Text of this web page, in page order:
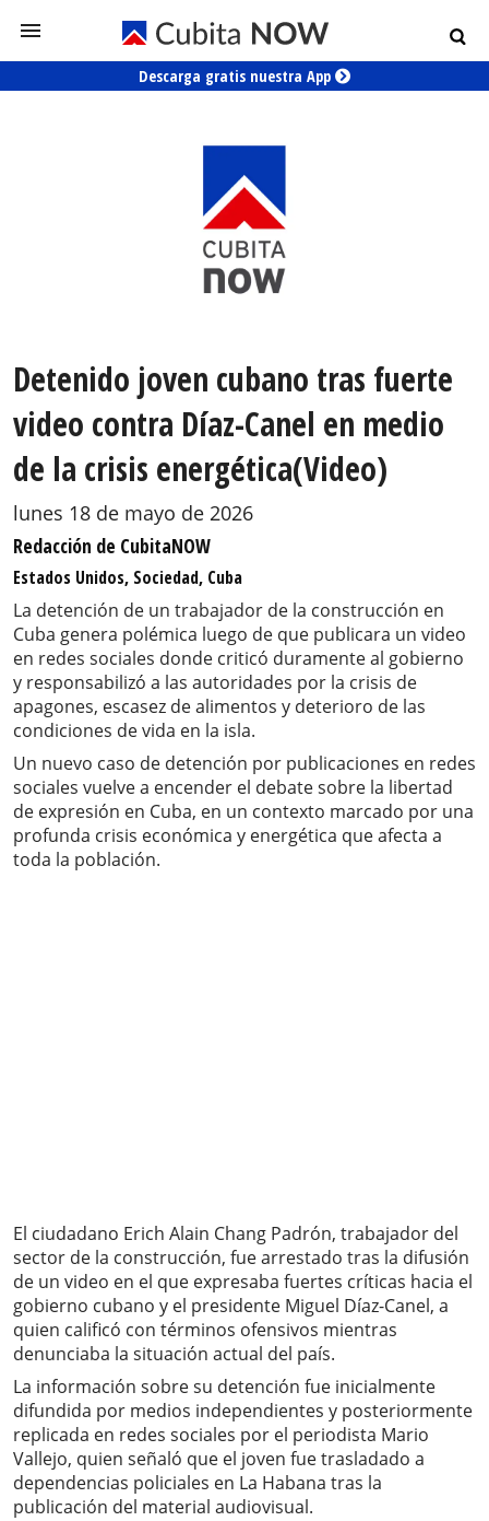
Descarga gratis nuestra App
Detenido joven cubano tras fuerte
video contra Díaz-Canel en medio
de la crisis energética(Video)
lunes 18 de mayo de 2026
Redacción de CubitaNOW
Estados Unidos, Sociedad, Cuba
La detención de un trabajador de la construcción en
Cuba genera polémica luego de que publicara un video
en redes sociales donde criticó duramente al gobierno
y responsabilizó a las autoridades por la crisis de
apagones, escasez de alimentos y deterioro de las
condiciones de vida en la isla.
Un nuevo caso de detención por publicaciones en redes
sociales vuelve a encender el debate sobre la libertad
de expresión en Cuba, en un contexto marcado por una
profunda crisis económica y energética que afecta a
toda la población.
El ciudadano Erich Alain Chang Padrón, trabajador del
sector de la construcción, fue arrestado tras la difusión
de un video en el que expresaba fuertes críticas hacia el
gobierno cubano y el presidente Miguel Díaz-Canel, a
quien calificó con términos ofensivos mientras
denunciaba la situación actual del país.
La información sobre su detención fue inicialmente
difundida por medios independientes y posteriormente
replicada en redes sociales por el periodista Mario
Vallejo, quien señaló que el joven fue trasladado a
dependencias policiales en La Habana tras la
publicación del material audiovisual.